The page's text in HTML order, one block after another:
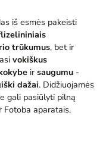
iš esmės pakeisti
trūkumus, bet ir
vokiškus
ir saugumu -
dažai. Didžiuojamės
gali pasiūlyti pilną
Fotoba aparatais.